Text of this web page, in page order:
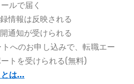
ルで届く
情報は反映される
通知が受けられる
へのお申し込みで、転職エー
トを受けられる(無料)
は...